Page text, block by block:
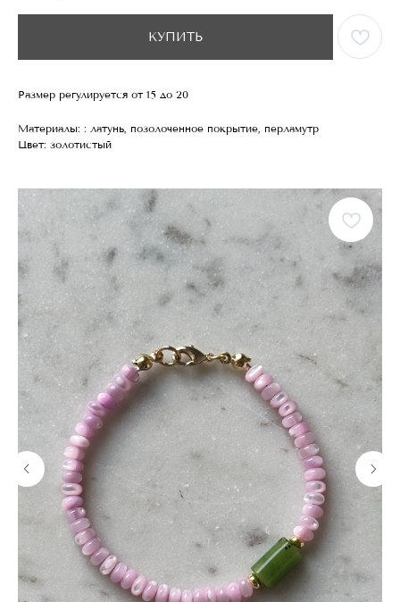
КУПИТЬ
Размер регулируется от 15 до 20
Материалы: : латунь, позолоченное покрытие, перламутр
Цвет: золотистый